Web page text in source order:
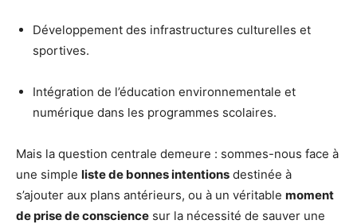
Développement des infrastructures culturelles et
sportives.
Intégration de l’éducation environnementale et
numérique dans les programmes scolaires.
Mais la question centrale demeure : sommes-nous face à
une simple liste de bonnes intentions destinée à
s’ajouter aux plans antérieurs, ou à un véritable moment
de prise de conscience sur la nécessité de sauver une